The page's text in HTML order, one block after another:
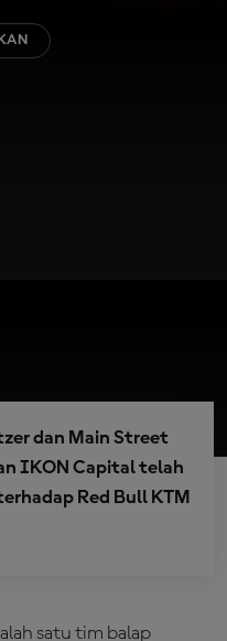
dan Main Street
IKON Capital telah
Red Bull KTM
satu tim balap